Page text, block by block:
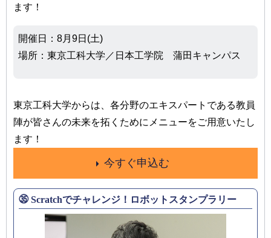
ます！
開催日：8月9日(土)
場所：東京工科大学／日本工学院 蒲田キャンパス
東京工科大学からは、各分野のエキスパートである教員
陣が皆さんの未来を拓くためにメニューをご用意いたし
ます！
今すぐ申込む
㉟ Scratchでチャレンジ！ロボットスタンプラリー